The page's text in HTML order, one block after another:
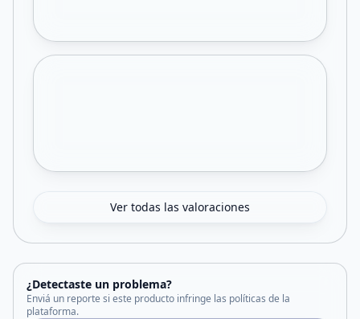
Ver todas las valoraciones
¿Detectaste un problema?
Enviá un reporte si este producto infringe las políticas de la
plataforma.